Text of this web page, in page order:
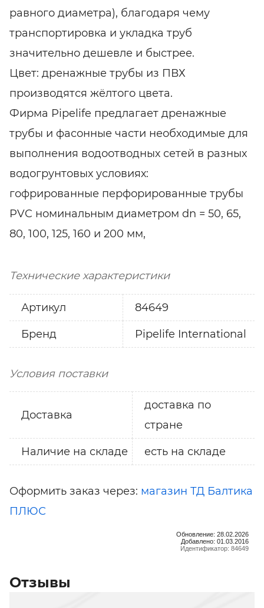
равного диаметра), благодаря чему
транспортировка и укладка труб
значительно дешевле и быстрее.
Цвет: дренажные трубы из ПВХ
производятся жёлтого цвета.
Фирма Pipelife предлагает дренажные
трубы и фасонные части необходимые для
выполнения водоотводных сетей в разных
водогрунтовых условиях:
гофрированные перфорированные трубы
PVC номинальным диаметром dn = 50, 65,
80, 100, 125, 160 и 200 мм,
Технические характеристики
Артикул 84649
Бренд Pipelife International
Условия поставки
Доставка
доставка по
стране
Наличие на складе есть на складе
Оформить заказ через: магазин ТД Балтика
ПЛЮС
Обновление: 28.02.2026
Добавлено: 01.03.2016
Идентификатор: 84649
Отзывы